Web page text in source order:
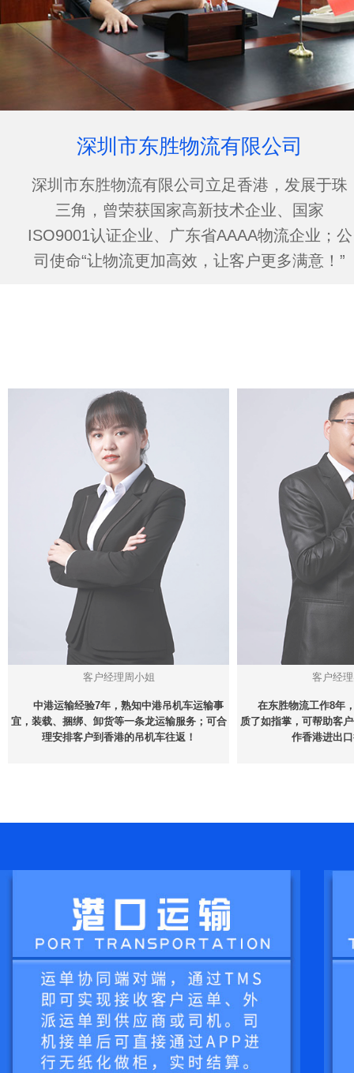
深圳市东胜物流有限公司
深圳市东胜物流有限公司立足香港，发展于珠
三角，曾荣获国家高新技术企业、国家
ISO9001认证企业、广东省AAAA物流企业；公
司使命“让物流更加高效，让客户更多满意！”
客户经理周小姐
中港运输经验7年，熟知中港吊机车运输事
宜，装载、捆绑、卸货等一条龙运输服务；可合
理安排客户到香港的吊机车往返！
客户经
在东胜物流工作8年
质了如指掌，可帮助客
作香港进出